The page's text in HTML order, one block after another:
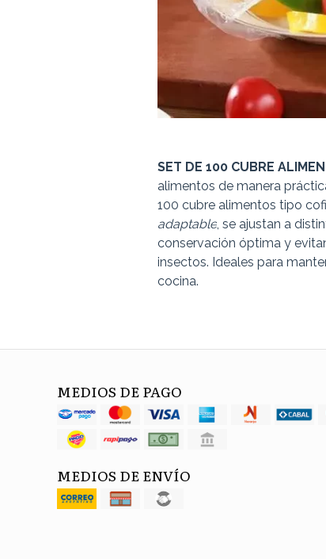
SET DE 100 CUBRE
alimentos de manera
100 cubre alimentos tipo
adaptable, se ajustan a
conservación óptima y
insectos. Ideales para
cocina.
MEDIOS DE PAGO
MEDIOS DE ENVÍO